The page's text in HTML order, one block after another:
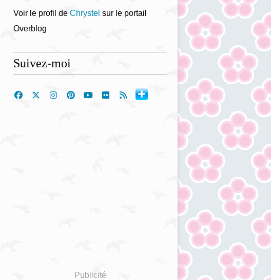
Voir le profil de Chrystel sur le portail
Overblog
Suivez-moi
Publicité